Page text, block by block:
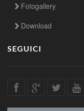
Fotogallery
Download
SEGUICI